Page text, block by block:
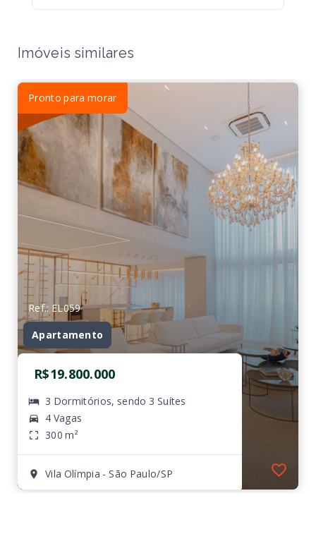
Imóveis similares
Pronto para morar
Ref.: EL059
Apartamento
R$19.800.000
3 Dormitórios, sendo 3 Suítes
4 Vagas
300 m²
Vila Olímpia - São Paulo/SP